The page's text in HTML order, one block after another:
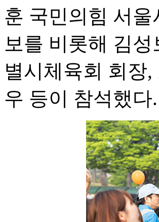
훈 국민의힘 서
보를 비롯해 김
별시체육회 회장
우 등이 참석했다.